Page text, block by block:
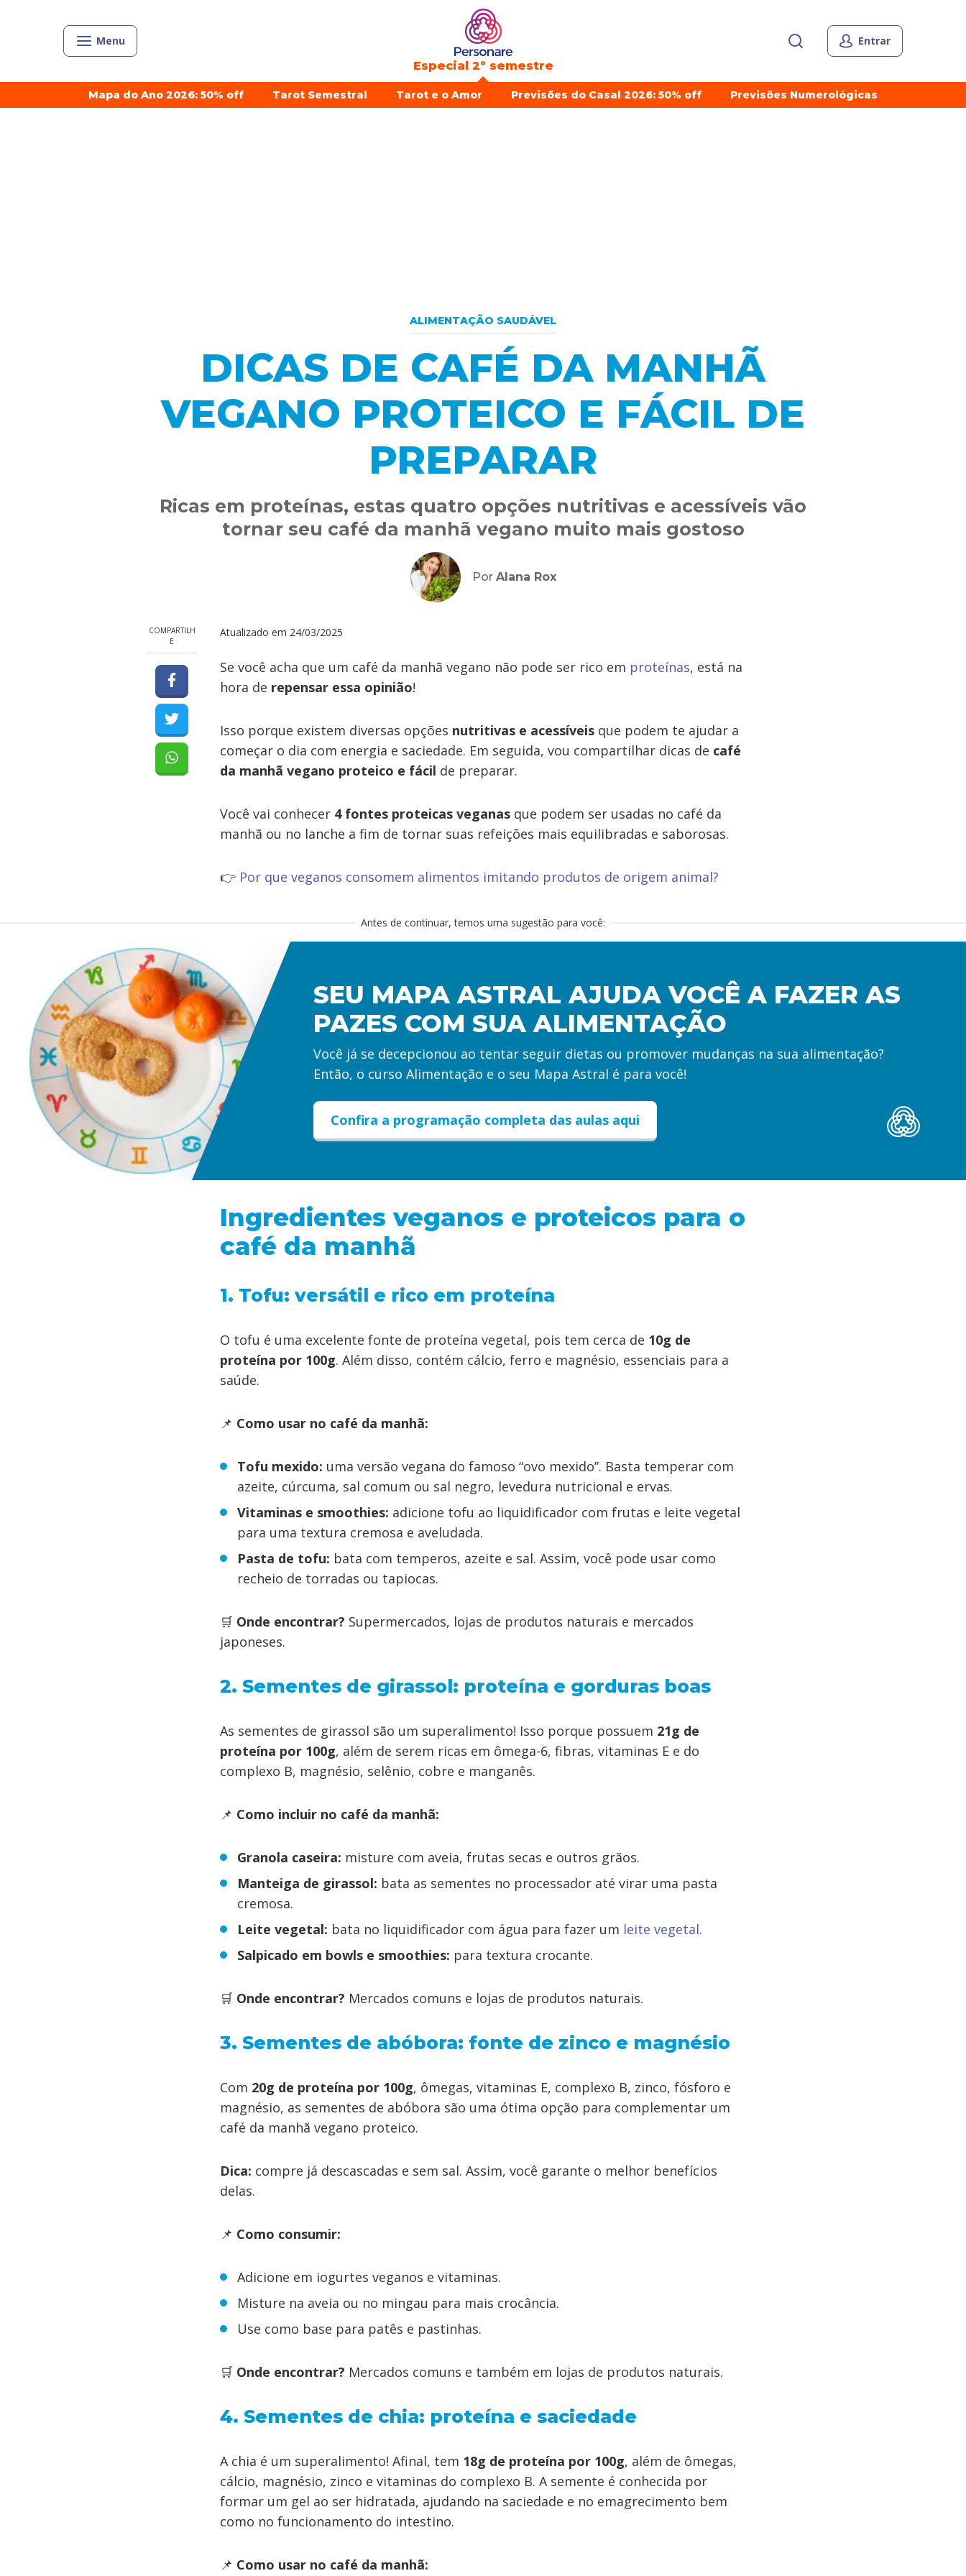
Menu
Especial 2º semestre
Entrar
Mapa do Ano 2026: 50% off Tarot Semestral Tarot e o Amor Previsões do Casal 2026: 50% off Previsões Numerológicas
ALIMENTAÇÃO SAUDÁVEL
DICAS DE CAFÉ DA MANHÃ
VEGANO PROTEICO E FÁCIL DE
PREPARAR
Ricas em proteínas, estas quatro opções nutritivas e acessíveis vão
tornar seu café da manhã vegano muito mais gostoso
Por Alana Rox
COMPARTILH
E
Atualizado em 24/03/2025
Se você acha que um café da manhã vegano não pode ser rico em proteínas, está na
hora de repensar essa opinião!
Isso porque existem diversas opções nutritivas e acessíveis que podem te ajudar a
começar o dia com energia e saciedade. Em seguida, vou compartilhar dicas de café
da manhã vegano proteico e fácil de preparar.
Você vai conhecer 4 fontes proteicas veganas que podem ser usadas no café da
manhã ou no lanche a fim de tornar suas refeições mais equilibradas e saborosas.
👉 Por que veganos consomem alimentos imitando produtos de origem animal?
Antes de continuar, temos uma sugestão para você:
SEU MAPA ASTRAL AJUDA VOCÊ A FAZER AS
PAZES COM SUA ALIMENTAÇÃO
Você já se decepcionou ao tentar seguir dietas ou promover mudanças na sua alimentação?
Então, o curso Alimentação e o seu Mapa Astral é para você!
Confira a programação completa das aulas aqui
Ingredientes veganos e proteicos para o
café da manhã
1. Tofu: versátil e rico em proteína
O tofu é uma excelente fonte de proteína vegetal, pois tem cerca de 10g de
proteína por 100g. Além disso, contém cálcio, ferro e magnésio, essenciais para a
saúde.
📌 Como usar no café da manhã:
Tofu mexido: uma versão vegana do famoso “ovo mexido”. Basta temperar com
azeite, cúrcuma, sal comum ou sal negro, levedura nutricional e ervas.
Vitaminas e smoothies: adicione tofu ao liquidificador com frutas e leite vegetal
para uma textura cremosa e aveludada.
Pasta de tofu: bata com temperos, azeite e sal. Assim, você pode usar como
recheio de torradas ou tapiocas.
🛒 Onde encontrar? Supermercados, lojas de produtos naturais e mercados
japoneses.
2. Sementes de girassol: proteína e gorduras boas
As sementes de girassol são um superalimento! Isso porque possuem 21g de
proteína por 100g, além de serem ricas em ômega-6, fibras, vitaminas E e do
complexo B, magnésio, selênio, cobre e manganês.
📌 Como incluir no café da manhã:
Granola caseira: misture com aveia, frutas secas e outros grãos.
Manteiga de girassol: bata as sementes no processador até virar uma pasta
cremosa.
Leite vegetal: bata no liquidificador com água para fazer um leite vegetal.
Salpicado em bowls e smoothies: para textura crocante.
🛒 Onde encontrar? Mercados comuns e lojas de produtos naturais.
3. Sementes de abóbora: fonte de zinco e magnésio
Com 20g de proteína por 100g, ômegas, vitaminas E, complexo B, zinco, fósforo e
magnésio, as sementes de abóbora são uma ótima opção para complementar um
café da manhã vegano proteico.
Dica: compre já descascadas e sem sal. Assim, você garante o melhor benefícios
delas.
📌 Como consumir:
Adicione em iogurtes veganos e vitaminas.
Misture na aveia ou no mingau para mais crocância.
Use como base para patês e pastinhas.
🛒 Onde encontrar? Mercados comuns e também em lojas de produtos naturais.
4. Sementes de chia: proteína e saciedade
A chia é um superalimento! Afinal, tem 18g de proteína por 100g, além de ômegas,
cálcio, magnésio, zinco e vitaminas do complexo B. A semente é conhecida por
formar um gel ao ser hidratada, ajudando na saciedade e no emagrecimento bem
como no funcionamento do intestino.
📌 Como usar no café da manhã: